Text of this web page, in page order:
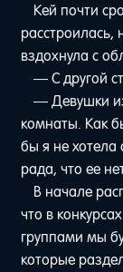
Кей почти
вздохнула с
— С другой
— Девушки
комнаты. Как
бы я не хотела
рада, что ее
В начале
что в
группами мы
которые